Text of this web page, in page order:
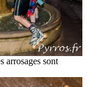
arrosages sont